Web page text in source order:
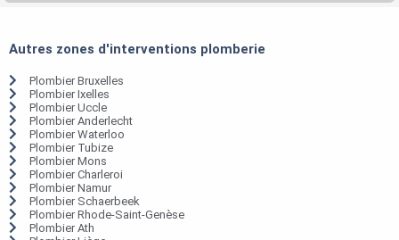
Autres zones d'interventions plomberie
Plombier Bruxelles
Plombier Ixelles
Plombier Uccle
Plombier Anderlecht
Plombier Waterloo
Plombier Tubize
Plombier Mons
Plombier Charleroi
Plombier Namur
Plombier Schaerbeek
Plombier Rhode-Saint-Genèse
Plombier Ath